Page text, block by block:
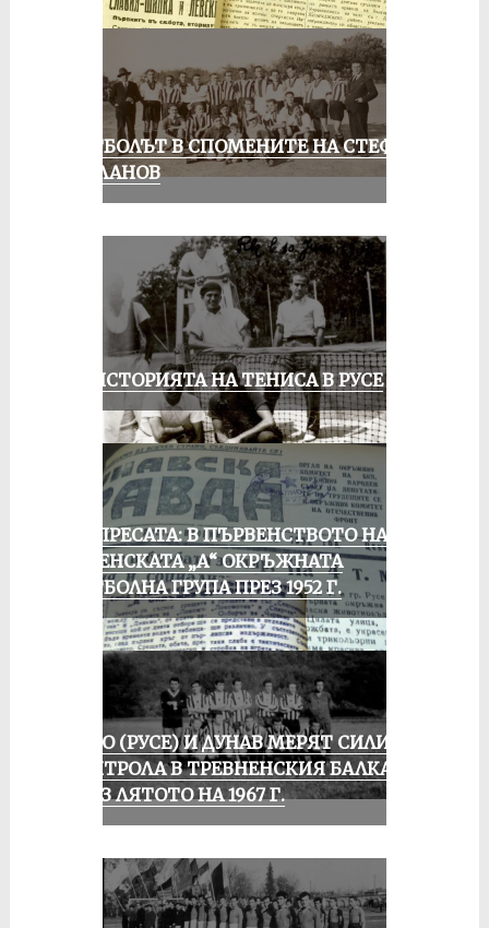
ФУТБОЛЪТ В СПОМЕНИТЕ НА СТЕФАН
МИЛАНОВ
ЗА ИСТОРИЯТА НА ТЕНИСА В РУСЕ
ОТ ПРЕСАТА: В ПЪРВЕНСТВОТО НА
РУСЕНСКАТА „А“ ОКРЪЖНАТА
ФУТБОЛНА ГРУПА ПРЕЗ 1952 Г.
ЛОКО (РУСЕ) И ДУНАВ МЕРЯТ СИЛИ В
КОНТРОЛА В ТРЕВНЕНСКИЯ БАЛКАН
ПРЕЗ ЛЯТОТО НА 1967 Г.